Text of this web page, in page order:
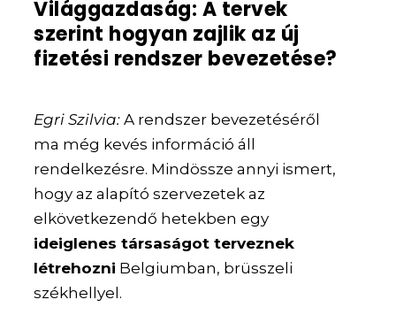
Világgazdaság: A tervek
szerint hogyan zajlik az új
fizetési rendszer bevezetése?
Egri Szilvia: A rendszer bevezetéséről
ma még kevés információ áll
rendelkezésre. Mindössze annyi ismert,
hogy az alapító szervezetek az
elkövetkezendő hetekben egy
ideiglenes társaságot terveznek
létrehozni Belgiumban, brüsszeli
székhellyel.